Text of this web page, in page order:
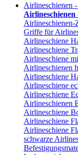
Airlineschienen
Airlineschienen
Airlineschienen-
Griffe für
Airlineschiene
Airlineschiene
Airlineschiene
Airlineschienen
Airlineschiene
Airlineschiene
Airlineschiene
Airlineschienen
Airlineschiene
Airlineschiene
Airlineschiene
schwarze